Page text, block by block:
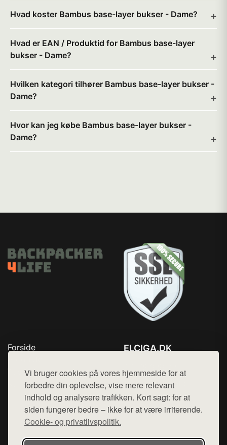
Vi bruger cookies på vores hjemmeside for at
forbedre din oplevelse, vise mere relevant
indhold og analysere trafikken. Kort sagt: for at
siden fungerer bedre – ikke for at være irriterende.
Cookie- og privatlivspolitik.
Hvad koster Bambus base-layer bukser - Dame?
Hvad er EAN / Produktid for Bambus base-layer
bukser - Dame?
Hvilken kategori tilhører Bambus base-layer bukser -
Dame?
Hvor kan jeg købe Bambus base-layer bukser -
Dame?
Forside
Top Rabatter
Kontakt
ELCIGA.DK
Mail: hej@want.dk
Cookie- og privatlivspolitik